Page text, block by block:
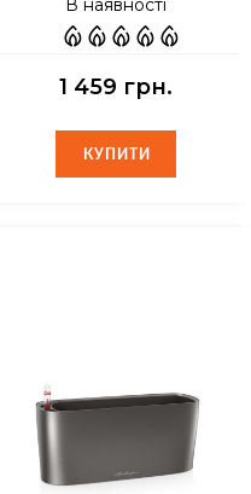
В наявності
1 459 грн.
КУПИТИ
КУПИТИ